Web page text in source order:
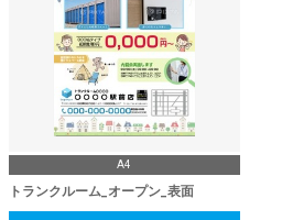
A4
トランクルーム_オープン_表面